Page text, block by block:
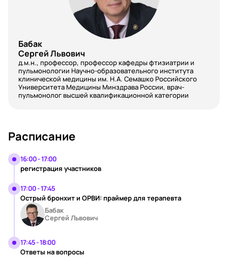
Бабак
Сергей Львович
д.м.н., профессор, профессор кафедры фтизиатрии и
пульмонологии Научно-образовательного института
клинической медицины им. Н.А. Семашко Российского
Университета Медицины Минздрава России, врач-
пульмонолог высшей квалификационной категории
Расписание
16:00 - 17:00
регистрация участников
17:00 - 17:45
Острый бронхит и ОРВИ: праймер для терапевта
Бабак
Сергей Львович
17:45 - 18:00
Ответы на вопросы